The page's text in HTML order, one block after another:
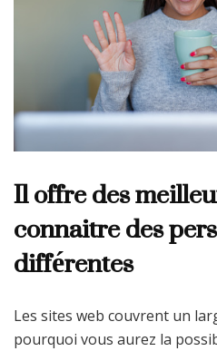
Il offre des
connaitre des
différentes
Les sites web couvrent un
pourquoi vous aurez la